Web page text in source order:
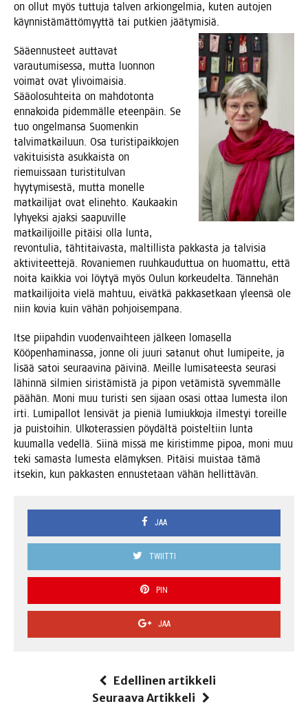
on ollut myös tut­tu­ja tal­ven arkion­gel­mia, kuten auto­jen
käyn­nis­tä­mät­tö­myyt­tä tai put­kien jäätymisiä.
Sää­en­nus­teet aut­ta­vat
varau­tu­mi­ses­sa, mut­ta luon­non
voi­mat ovat yli­voi­mai­sia.
Sää­olo­suh­tei­ta on mah­do­ton­ta
enna­koi­da pidem­mäl­le eteen­päin. Se
tuo ongel­man­sa Suo­men­kin
tal­vi­mat­kai­luun. Osa turis­ti­paik­ko­jen
vaki­tui­sis­ta asuk­kais­ta on
rie­muis­saan turis­ti­tul­van
hyy­ty­mi­ses­tä, mut­ta monel­le
mat­kai­li­jat ovat eli­neh­to. Kau­kaa­kin
lyhyek­si ajak­si saa­pu­vil­le
mat­kai­li­joil­le pitäi­si olla lun­ta,
revon­tu­lia, täh­ti­tai­vas­ta, mal­til­lis­ta pak­kas­ta ja tal­vi­sia
akti­vi­teet­te­jä. Rova­nie­men ruuh­kau­dut­tua on huo­mat­tu, että
noi­ta kaik­kia voi löy­tyä myös Oulun kor­keu­del­ta. Tän­ne­hän
mat­kai­li­joi­ta vie­lä mah­tuu, eivät­kä pak­ka­set­kaan yleen­sä ole
niin kovia kuin vähän pohjoisempana.
Itse pii­pah­din vuo­den­vaih­teen jäl­keen loma­sel­la
Köö­pen­ha­mi­nas­sa, jon­ne oli juu­ri sata­nut ohut lumi­pei­te, ja
lisää satoi seu­raa­vi­na päi­vi­nä. Meil­le lumi­sa­tees­ta seu­ra­si
lähin­nä sil­mien siris­tä­mis­tä ja pipon vetä­mis­tä syvem­mäl­le
pää­hän. Moni muu turis­ti sen sijaan osa­si ottaa lumes­ta ilon
irti. Lumi­pal­lot len­si­vät ja pie­niä lumiuk­ko­ja ilmes­tyi toreil­le
ja puis­toi­hin. Ulko­te­ras­sien pöy­däl­tä pois­tel­tiin lun­ta
kuu­mal­la vedel­lä. Sii­nä mis­sä me kiris­tim­me pipoa, moni muu
teki samas­ta lumes­ta elä­myk­sen. Pitäi­si muis­taa tämä
itse­kin, kun pak­kas­ten ennus­te­taan vähän hellittävän.
JAA
TWIITTI
PIN
JAA
Edellinen artikkeli
Seuraava Artikkeli